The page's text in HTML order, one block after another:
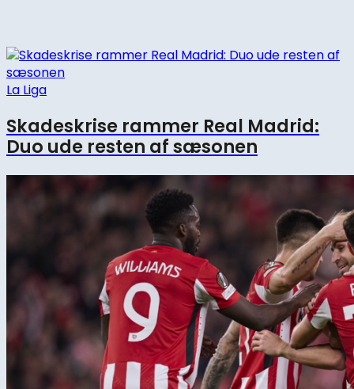
La Liga
Skadeskrise rammer Real Madrid:
Duo ude resten af sæsonen